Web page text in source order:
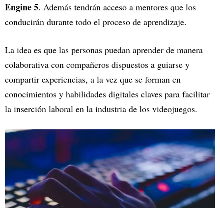
Engine 5. Además tendrán acceso a mentores que los
conducirán durante todo el proceso de aprendizaje.
La idea es que las personas puedan aprender de manera
colaborativa con compañeros dispuestos a guiarse y
compartir experiencias, a la vez que se forman en
conocimientos y habilidades digitales claves para facilitar
la inserción laboral en la industria de los videojuegos.